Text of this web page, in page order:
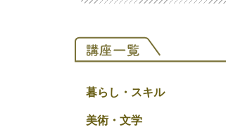
暮らし・スキル
美術・文学